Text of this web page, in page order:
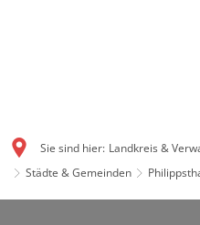
Sie sind hier: Landkreis &
Städte & Gemeinden